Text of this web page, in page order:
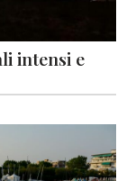
intensi e